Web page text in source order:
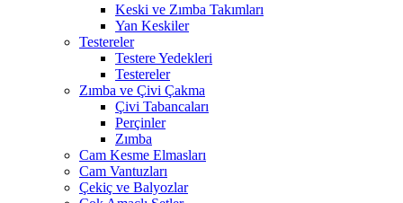
Keski ve Zımba Takımları
Yan Keskiler
Testereler
Testere Yedekleri
Testereler
Zımba ve Çivi Çakma
Çivi Tabancaları
Perçinler
Zımba
Cam Kesme Elmasları
Cam Vantuzları
Çekiç ve Balyozlar